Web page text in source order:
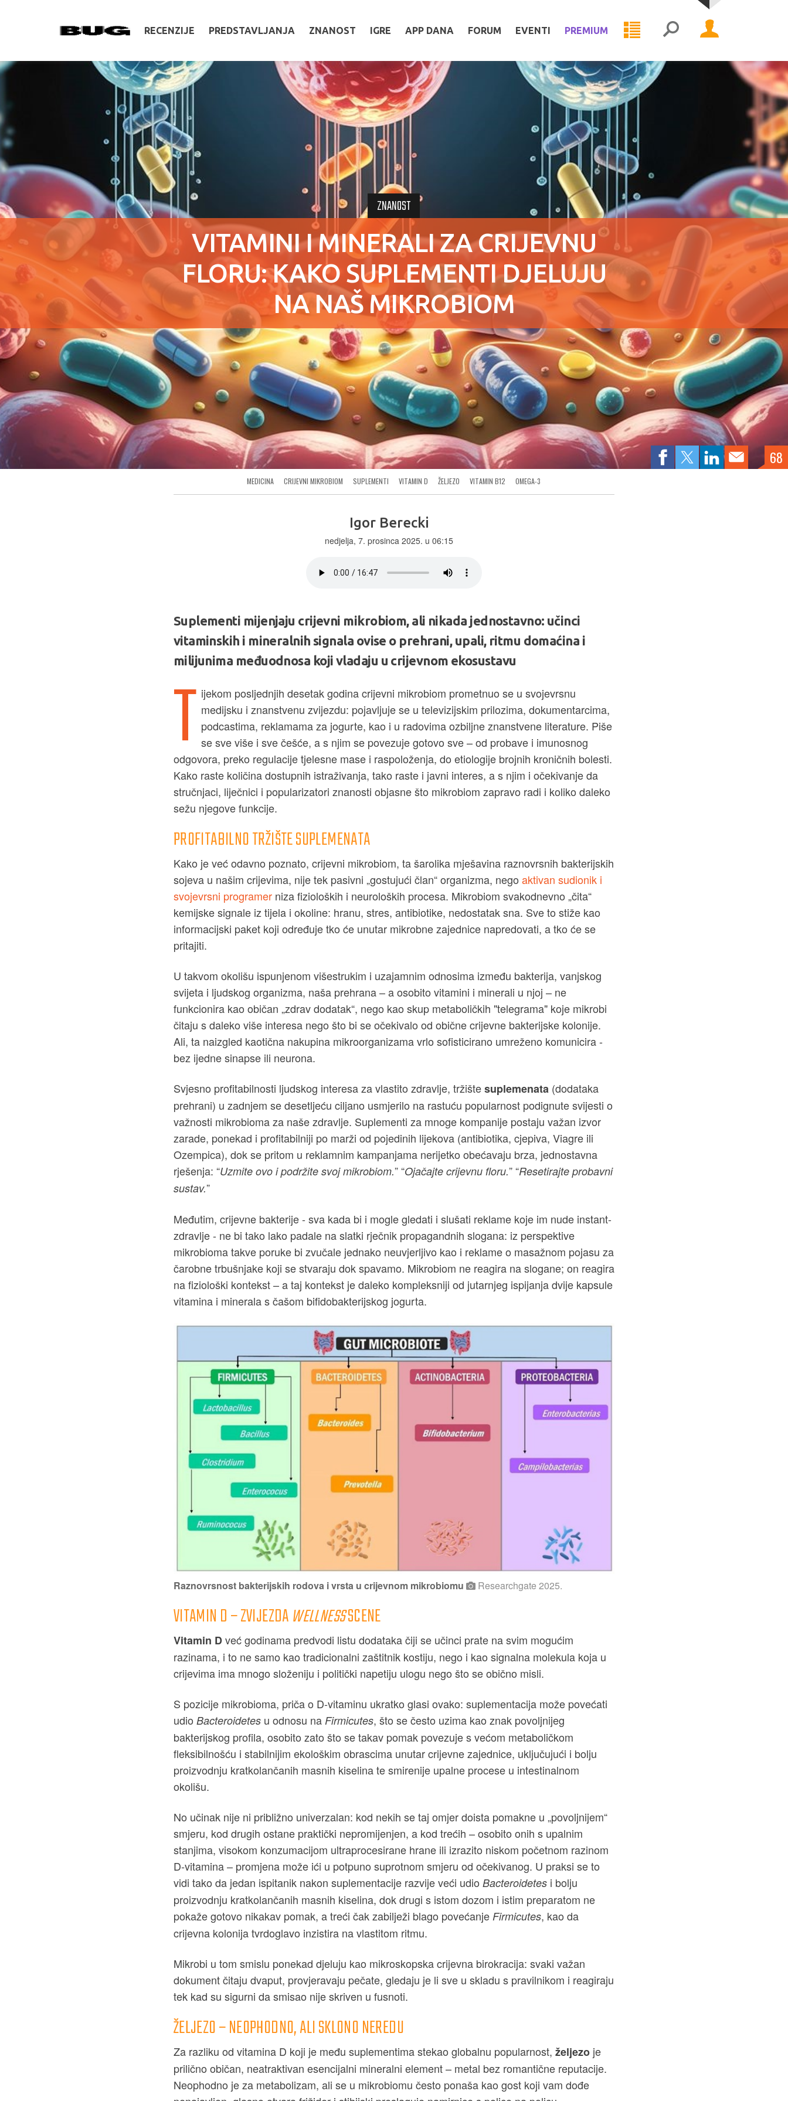
RECENZIJE PREDSTAVLJANJA ZNANOST IGRE APP DANA FORUM EVENTI PREMIUM
ZNANOST
VITAMINI I MINERALI ZA CRIJEVNU
FLORU: KAKO SUPLEMENTI DJELUJU
NA NAŠ MIKROBIOM
68
MEDICINA CRIJEVNI MIKROBIOM SUPLEMENTI VITAMIN D ŽELJEZO VITAMIN B12 OMEGA-3
Igor Berecki
nedjelja, 7. prosinca 2025. u 06:15
Suplementi mijenjaju crijevni mikrobiom, ali nikada jednostavno: učinci
vitaminskih i mineralnih signala ovise o prehrani, upali, ritmu domaćina i
milijunima međuodnosa koji vladaju u crijevnom ekosustavu
T ijekom posljednjih desetak godina crijevni mikrobiom prometnuo se u svojevrsnu
medijsku i znanstvenu zvijezdu: pojavljuje se u televizijskim prilozima, dokumentarcima,
podcastima, reklamama za jogurte, kao i u radovima ozbiljne znanstvene literature. Piše
se sve više i sve češće, a s njim se povezuje gotovo sve – od probave i imunosnog
odgovora, preko regulacije tjelesne mase i raspoloženja, do etiologije brojnih kroničnih bolesti.
Kako raste količina dostupnih istraživanja, tako raste i javni interes, a s njim i očekivanje da
stručnjaci, liječnici i popularizatori znanosti objasne što mikrobiom zapravo radi i koliko daleko
sežu njegove funkcije.
PROFITABILNO TRŽIŠTE SUPLEMENATA
Kako je već odavno poznato, crijevni mikrobiom, ta šarolika mješavina raznovrsnih bakterijskih
sojeva u našim crijevima, nije tek pasivni „gostujući član“ organizma, nego aktivan sudionik i
svojevrsni programer niza fizioloških i neuroloških procesa. Mikrobiom svakodnevno „čita“
kemijske signale iz tijela i okoline: hranu, stres, antibiotike, nedostatak sna. Sve to stiže kao
informacijski paket koji određuje tko će unutar mikrobne zajednice napredovati, a tko će se
pritajiti.
U takvom okolišu ispunjenom višestrukim i uzajamnim odnosima između bakterija, vanjskog
svijeta i ljudskog organizma, naša prehrana – a osobito vitamini i minerali u njoj – ne
funkcionira kao običan „zdrav dodatak“, nego kao skup metaboličkih "telegrama" koje mikrobi
čitaju s daleko više interesa nego što bi se očekivalo od obične crijevne bakterijske kolonije.
Ali, ta naizgled kaotična nakupina mikroorganizama vrlo sofisticirano umreženo komunicira -
bez ijedne sinapse ili neurona.
Svjesno profitabilnosti ljudskog interesa za vlastito zdravlje, tržištesuplemenata (dodataka
prehrani) u zadnjem se desetljeću ciljano usmjerilo na rastuću popularnost podignute svijesti o
važnosti mikrobioma za naše zdravlje. Suplementi za mnoge kompanije postaju važan izvor
zarade, ponekad i profitabilniji po marži od pojedinih lijekova (antibiotika, cjepiva, Viagre ili
Ozempica), dok se pritom u reklamnim kampanjama nerijetko obećavaju brza, jednostavna
rješenja: “Uzmite ovo i podržite svoj mikrobiom.” “Ojačajte crijevnu floru.” “Resetirajte probavni
sustav.”
Međutim, crijevne bakterije - sva kada bi i mogle gledati i slušati reklame koje im nude instant-
zdravlje - ne bi tako lako padale na slatki rječnik propagandnih slogana: iz perspektive
mikrobioma takve poruke bi zvučale jednako neuvjerljivo kao i reklame o masažnom pojasu za
čarobne trbušnjake koji se stvaraju dok spavamo. Mikrobiom ne reagira na slogane; on reagira
na fiziološki kontekst – a taj kontekst je daleko kompleksniji od jutarnjeg ispijanja dvije kapsule
vitamina i minerala s čašom bifidobakterijskog jogurta.
Raznovrsnost bakterijskih rodova i vrsta u crijevnom mikrobiomu Researchgate 2025.
VITAMIN D – ZVIJEZDAWELLNESSSCENE
Vitamin Dveć godinama predvodi listu dodataka čiji se učinci prate na svim mogućim
razinama, i to ne samo kao tradicionalni zaštitnik kostiju, nego i kao signalna molekula koja u
crijevima ima mnogo složeniju i politički napetiju ulogu nego što se obično misli.
S pozicije mikrobioma, priča o D-vitaminu ukratko glasi ovako: suplementacija može povećati
udio Bacteroidetesu odnosu na Firmicutes, što se često uzima kao znak povoljnijeg
bakterijskog profila, osobito zato što se takav pomak povezuje s većom metaboličkom
fleksibilnošću i stabilnijim ekološkim obrascima unutar crijevne zajednice, uključujući i bolju
proizvodnju kratkolančanih masnih kiselina te smirenije upalne procese u intestinalnom
okolišu.
No učinak nije ni približno univerzalan: kod nekih se taj omjer doista pomakne u „povoljnijem“
smjeru, kod drugih ostane praktički nepromijenjen, a kod trećih – osobito onih s upalnim
stanjima, visokom konzumacijom ultraprocesirane hrane ili izrazito niskom početnom razinom
D‑vitamina – promjena može ići u potpuno suprotnom smjeru od očekivanog. U praksi se to
vidi tako da jedan ispitanik nakon suplementacije razvije veći udio Bacteroidetesi bolju
proizvodnju kratkolančanih masnih kiselina, dok drugi s istom dozom i istim preparatom ne
pokaže gotovo nikakav pomak, a treći čak zabilježi blago povećanje Firmicutes, kao da
crijevna kolonija tvrdoglavo inzistira na vlastitom ritmu.
Mikrobi u tom smislu ponekad djeluju kao mikroskopska crijevna birokracija: svaki važan
dokument čitaju dvaput, provjeravaju pečate, gledaju je li sve u skladu s pravilnikom i reagiraju
tek kad su sigurni da smisao nije skriven u fusnoti.
ŽELJEZO – NEOPHODNO, ALI SKLONO NEREDU
Za razliku od vitamina D koji je među suplementima stekao globalnu popularnost, željezo je
prilično običan, neatraktivan esencijalni mineralni element – metal bez romantične reputacije.
Neophodno je za metabolizam, ali se u mikrobiomu često ponaša kao gost koji vam dođe